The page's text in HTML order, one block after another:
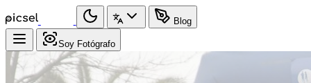
Blog
Soy Fotógrafo